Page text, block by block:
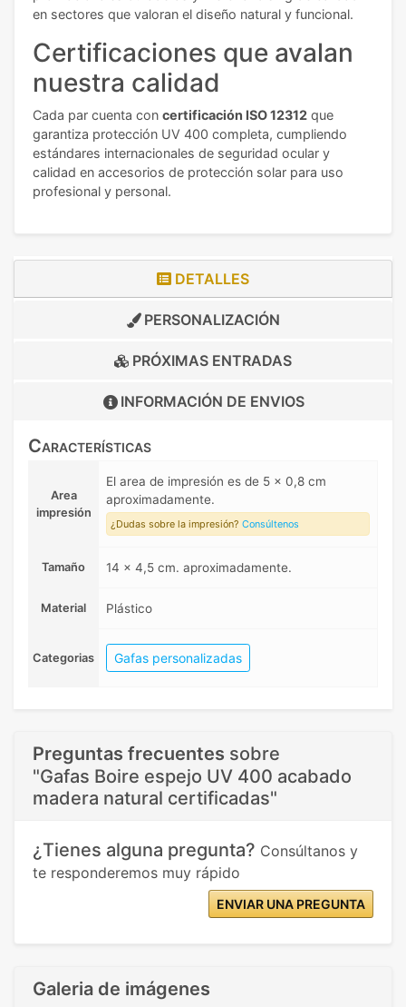
en sectores que valoran el diseño natural y funcional.
Certificaciones que avalan
nuestra calidad
Cada par cuenta con certificación ISO 12312 que
garantiza protección UV 400 completa, cumpliendo
estándares internacionales de seguridad ocular y
calidad en accesorios de protección solar para uso
profesional y personal.
DETALLES
PERSONALIZACIÓN
PRÓXIMAS ENTRADAS
INFORMACIÓN DE ENVIOS
Características
Area
impresión
El area de impresión es de 5 x 0,8 cm
aproximadamente.
¿Dudas sobre la impresión? Consúltenos
Tamaño 14 x 4,5 cm. aproximadamente.
Material Plástico
Categorias Gafas personalizadas
Preguntas frecuentes sobre
"Gafas Boire espejo UV 400 acabado
madera natural certificadas"
¿Tienes alguna pregunta? Consúltanos y
te responderemos muy rápido
ENVIAR UNA PREGUNTA
Galeria de imágenes